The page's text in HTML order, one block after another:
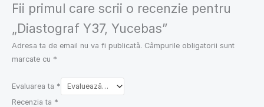
Fii primul care scrii o recenzie pentru
„Diastograf Y37, Yucebas”
Adresa ta de email nu va fi publicată. Câmpurile obligatorii sunt
marcate cu *
Evaluarea ta *
Recenzia ta *